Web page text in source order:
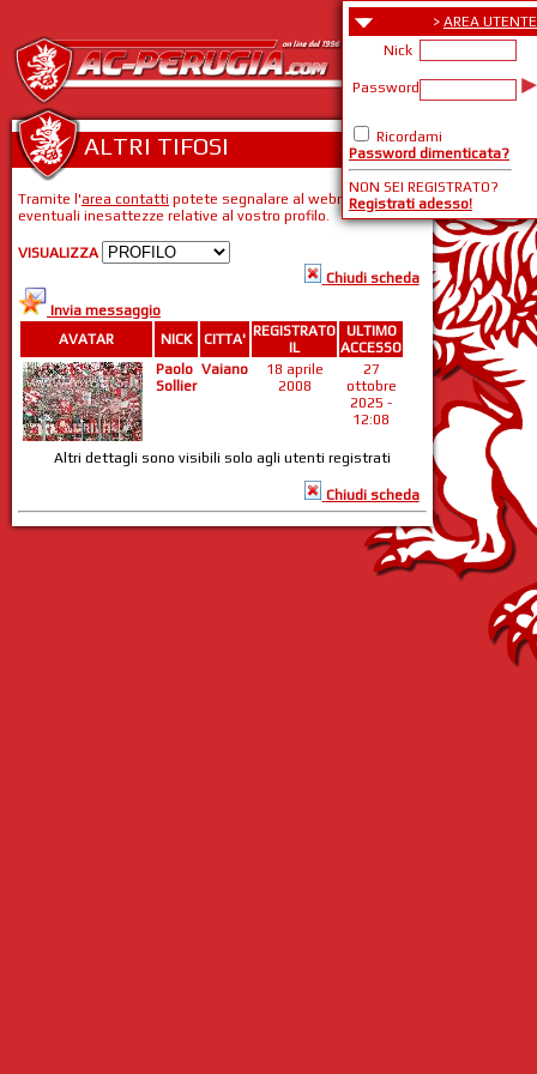
> AREA UTENTE
Nick
Password
Ricordami
Password dimenticata?
NON SEI REGISTRATO?
Registrati adesso!
ALTRI TIFOSI
Tramite l'area contatti potete segnalare al webmaster
eventuali inesattezze relative al vostro profilo.
VISUALIZZA
Chiudi scheda
Invia messaggio
AVATAR
NICK CITTA' REGISTRATO
IL
ULTIMO
ACCESSO
Paolo
Sollier
Vaiano
18 aprile
2008
27
ottobre
2025 -
12:08
Altri dettagli sono visibili solo agli utenti registrati
Chiudi scheda